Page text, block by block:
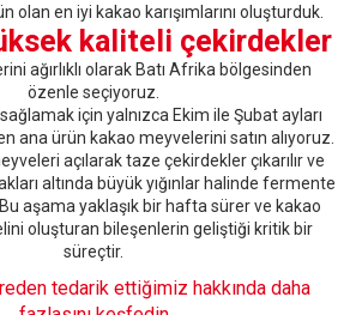
olan en iyi kakao karışımlarını oluşturduk.
kaliteli çekirdekler
ağırlıklı olarak Batı Afrika bölgesinden
özenle seçiyoruz.
için yalnızca Ekim ile Şubat ayları
ana ürün kakao meyvelerini satın alıyoruz.
açılarak taze çekirdekler çıkarılır ve
altında büyük yığınlar halinde fermente
Bu aşama yaklaşık bir hafta sürer ve kakao
oluşturan bileşenlerin geliştiği kritik bir
süreçtir.
tedarik ettiğimiz hakkında daha